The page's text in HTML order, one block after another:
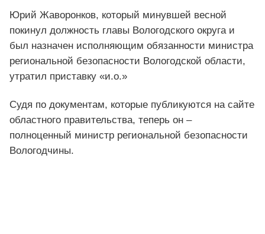
Юрий Жаворонков, который минувшей весной
покинул должность главы Вологодского округа и
был назначен исполняющим обязанности министра
региональной безопасности Вологодской области,
утратил приставку «и.о.»
Судя по документам, которые публикуются на сайте
областного правительства, теперь он –
полноценный министр региональной безопасности
Вологодчины.